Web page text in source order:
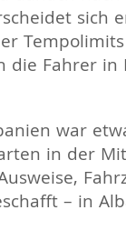
sich
die Fahrer in
war
in der
– in